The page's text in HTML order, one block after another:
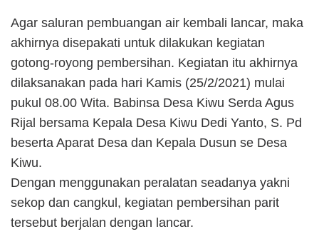
Agar saluran pembuangan air kembali lancar, maka
akhirnya disepakati untuk dilakukan kegiatan
gotong-royong pembersihan. Kegiatan itu akhirnya
dilaksanakan pada hari Kamis (25/2/2021) mulai
pukul 08.00 Wita. Babinsa Desa Kiwu Serda Agus
Rijal bersama Kepala Desa Kiwu Dedi Yanto, S. Pd
beserta Aparat Desa dan Kepala Dusun se Desa
Kiwu.
Dengan menggunakan peralatan seadanya yakni
sekop dan cangkul, kegiatan pembersihan parit
tersebut berjalan dengan lancar.